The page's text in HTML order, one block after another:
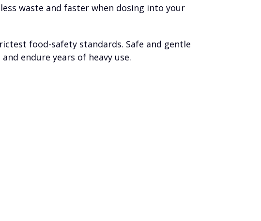
waste and faster when dosing into your
food-safety standards. Safe and gentle
endure years of heavy use.